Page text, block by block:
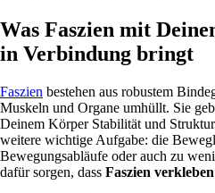
Was Faszien mit
in Verbindung bringt
Faszien bestehen aus robustem
Muskeln und Organe umhüllt. Sie
Deinem Körper Stabilität und
weitere wichtige Aufgabe: die
Bewegungsabläufe oder auch zu
dafür sorgen, dass Faszien